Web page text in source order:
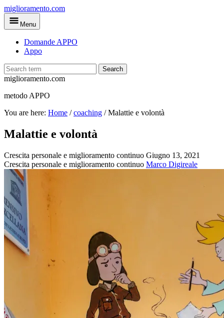
Skip
to
main
miglioramento.com
Menu
Domande APPO
Appo
Search
miglioramento.com
metodo APPO
You are here: Home /coaching /Malattie e volontà
Malattie e volontà
Crescita personale e miglioramento continuo Giugno 13, 2021
Crescita personale e miglioramento continuo Marco Digireale